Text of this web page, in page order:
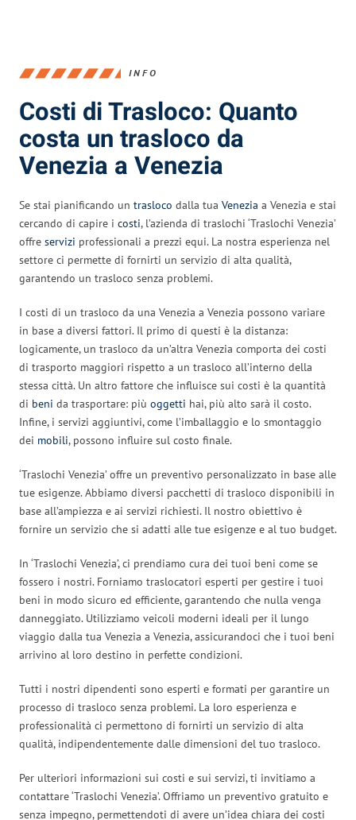
INFO
Costi di Trasloco: Quanto
costa un trasloco da
Venezia a Venezia
Se stai pianificando un trasloco dalla tua Venezia a Venezia e stai
cercando di capire i costi, l’azienda di traslochi ‘Traslochi Venezia’
offre servizi professionali a prezzi equi. La nostra esperienza nel
settore ci permette di fornirti un servizio di alta qualità,
garantendo un trasloco senza problemi.
I costi di un trasloco da una Venezia a Venezia possono variare
in base a diversi fattori. Il primo di questi è la distanza:
logicamente, un trasloco da un’altra Venezia comporta dei costi
di trasporto maggiori rispetto a un trasloco all’interno della
stessa città. Un altro fattore che influisce sui costi è la quantità
di beni da trasportare: più oggetti hai, più alto sarà il costo.
Infine, i servizi aggiuntivi, come l’imballaggio e lo smontaggio
dei mobili, possono influire sul costo finale.
‘Traslochi Venezia’ offre un preventivo personalizzato in base alle
tue esigenze. Abbiamo diversi pacchetti di trasloco disponibili in
base all’ampiezza e ai servizi richiesti. Il nostro obiettivo è
fornire un servizio che si adatti alle tue esigenze e al tuo budget.
In ‘Traslochi Venezia’, ci prendiamo cura dei tuoi beni come se
fossero i nostri. Forniamo traslocatori esperti per gestire i tuoi
beni in modo sicuro ed efficiente, garantendo che nulla venga
danneggiato. Utilizziamo veicoli moderni ideali per il lungo
viaggio dalla tua Venezia a Venezia, assicurandoci che i tuoi beni
arrivino al loro destino in perfette condizioni.
Tutti i nostri dipendenti sono esperti e formati per garantire un
processo di trasloco senza problemi. La loro esperienza e
professionalità ci permettono di fornirti un servizio di alta
qualità, indipendentemente dalle dimensioni del tuo trasloco.
Per ulteriori informazioni sui costi e sui servizi, ti invitiamo a
contattare ‘Traslochi Venezia’. Offriamo un preventivo gratuito e
senza impegno, permettendoti di avere un’idea chiara dei costi